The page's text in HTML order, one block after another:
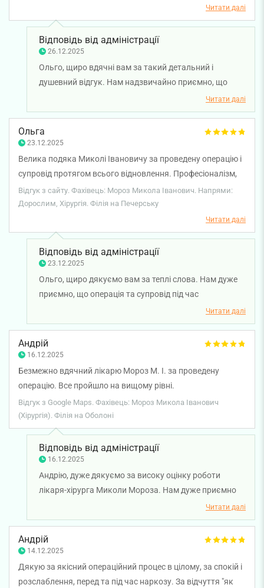
врівноважений підхід допоміг мені значно менше
нервувати під час зашиття, відновлення та зняття швів.
Щиро дякую за професіоналізм і людське ставлення.
Загалом клініка залишає дуже приємне враження —
звертаюся сюди не вперше, і щоразу персонал уважний,
привітний та професійний. Дякую за якісну роботу.
Читати далі
Відповідь від адміністрації
26.12.2025
Ольго, щиро вдячні вам за такий детальний і
душевний відгук. Нам надзвичайно приємно, що
професіоналізм, спокій і уважність лікаря-хірурга
Миколи Мороза допомогли вам почуватися
впевненіше на всіх етапах лікування. Дякуємо за
довіру до нашої клініки. Бажаємо вам міцного
здоров'я!
Читати далі
Ольга
23.12.2025
Велика подяка Миколі Івановичу за проведену операцію і
супровід протягом всього відновлення. Професіоналізм,
комфорт і відчуття повної довіри до нього. Успіхів і
вдячних пацієнтів.
Відгук з сайту. Фахівець: Мороз Микола Іванович. Напрями:
Дорослим, Хірургія. Філія на Печерську
Читати далі
Відповідь від адміністрації
23.12.2025
Ольго, щиро дякуємо вам за теплі слова. Нам дуже
приємно, що операція та супровід під час
відновлення залишили у вас позитивні враження, а
професіоналізм лікаря-хірурга Миколи Мороза
викликав повну довіру. Бажаємо вам міцного
здоров'я!
Читати далі
Андрій
16.12.2025
Безмежно вдячний лікарю Мороз М. І. за проведену
операцію. Все пройшло на вищому рівні.
Відгук з Google Maps. Фахівець: Мороз Микола Іванович
(Хірургія). Філія на Оболоні
Відповідь від адміністрації
16.12.2025
Андрію, дуже дякуємо за високу оцінку роботи
лікаря-хірурга Миколи Мороза. Нам дуже приємно
знати, що операція пройшла успішно і ви залишилися
задоволені. Бажаємо вам міцного здоров'я!
Читати далі
Андрій
14.12.2025
Дякую за якісний операційний процес в цілому, за спокій і
розслаблення, перед та під час наркозу. За відчуття "як